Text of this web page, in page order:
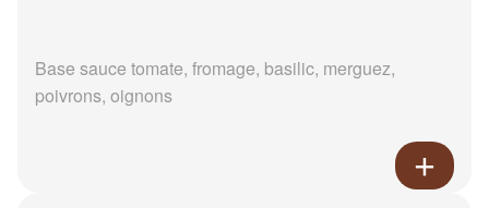
Base sauce tomate, fromage, basilic, merguez,
poivrons, oignons